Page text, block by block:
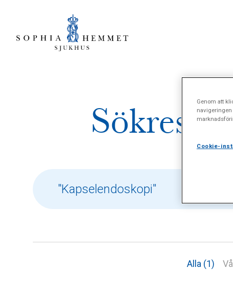
Alla (1)
Genom att
navigeringen
Cookie-